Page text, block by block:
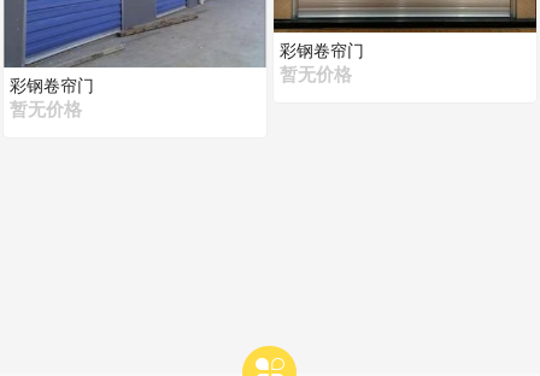
彩钢卷帘门
暂无价格
彩钢卷帘门
暂无价格